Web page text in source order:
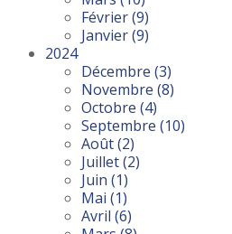
Février(9)
Janvier(9)
2024
Décembre (3)
Novembre (8)
Octobre (4)
Septembre (10)
Août(2)
Juillet(2)
Juin (1)
Mai (1)
Avril (6)